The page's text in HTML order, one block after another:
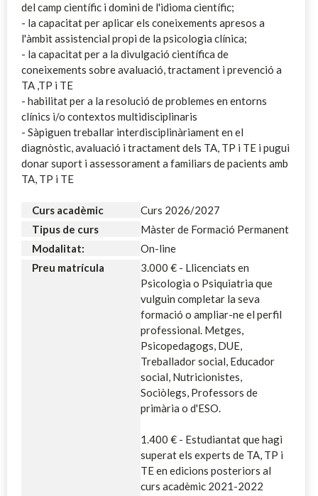
del camp científic i domini de l'idioma científic;
- la capacitat per aplicar els coneixements apresos a
l'àmbit assistencial propi de la psicologia clínica;
- la capacitat per a la divulgació científica de
coneixements sobre avaluació, tractament i prevenció a
TA ,TP i TE
- habilitat per a la resolució de problemes en entorns
clínics i/o contextos multidisciplinaris
- Sàpiguen treballar interdisciplinàriament en el
diagnòstic, avaluació i tractament dels TA, TP i TE i pugui
donar suport i assessorament a familiars de pacients amb
TA, TP i TE
Curs acadèmic
Curs 2026/2027
Tipus de curs
Màster de Formació Permanent
Modalitat:
On-line
Preu matrícula
3.000 € - Llicenciats en
Psicologia o Psiquiatria que
vulguin completar la seva
formació o ampliar-ne el perfil
professional. Metges,
Psicopedagogs, DUE,
Treballador social, Educador
social, Nutricionistes,
Sociòlegs, Professors de
primària o d'ESO.
1.400 € - Estudiantat que hagi
superat els experts de TA, TP i
TE en edicions posteriors al
curs acadèmic 2021-2022